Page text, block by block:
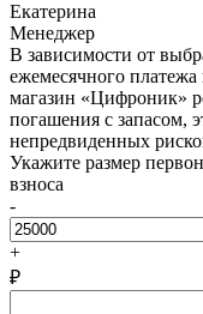
Екатерина
Менеджер
В зависимости от
ежемесячного
магазин «Цифроник»
погашения с запасом,
непредвиденных
Укажите размер
взноса
-
+
₽